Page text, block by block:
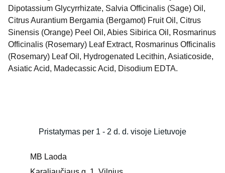
Dipotassium Glycyrrhizate, Salvia Officinalis (Sage) Oil,
Citrus Aurantium Bergamia (Bergamot) Fruit Oil, Citrus
Sinensis (Orange) Peel Oil, Abies Sibirica Oil, Rosmarinus
Officinalis (Rosemary) Leaf Extract, Rosmarinus Officinalis
(Rosemary) Leaf Oil, Hydrogenated Lecithin, Asiaticoside,
Asiatic Acid, Madecassic Acid, Disodium EDTA.
MB Laoda
Pristatymas per 1 - 2 d. d. visoje Lietuvoje